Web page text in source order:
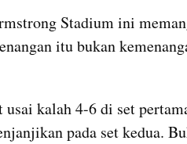
Stadium ini
itu bukan
kalah 4-6 di set